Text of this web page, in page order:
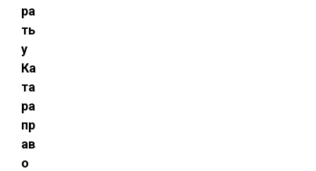
ра
ть
у
Ка
та
ра
пр
ав
о